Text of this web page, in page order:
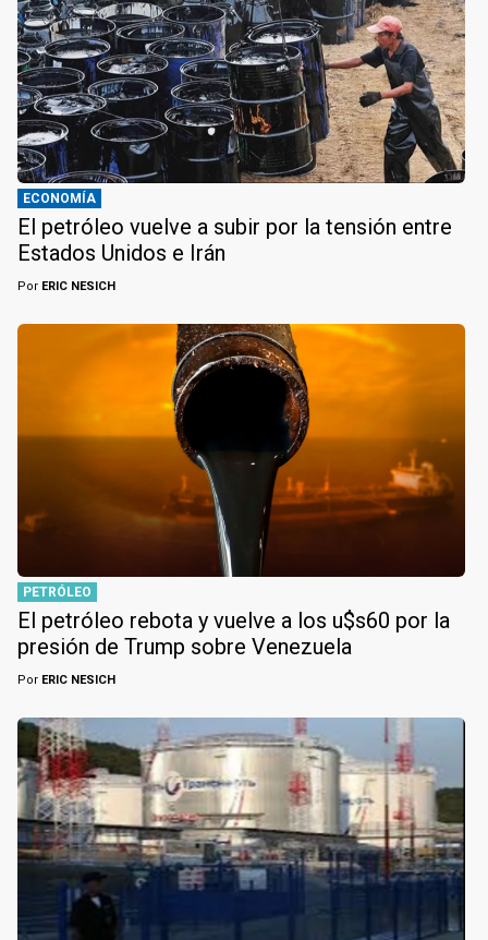
ECONOMÍA
El petróleo vuelve a subir por la tensión entre
Estados Unidos e Irán
Por ERIC NESICH
PETRÓLEO
El petróleo rebota y vuelve a los u$s60 por la
presión de Trump sobre Venezuela
Por ERIC NESICH